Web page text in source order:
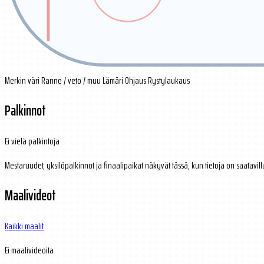
Merkin väriRanne / veto / muuLämäriOhjausRystylaukaus
Palkinnot
Ei vielä palkintoja
Mestaruudet, yksilöpalkinnot ja finaalipaikat näkyvät tässä, kun tietoja on
Maalivideot
Kaikki maalit
Ei maalivideoita